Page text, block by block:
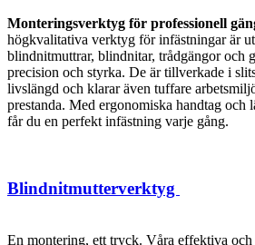
Monteringsverktyg för professionell
högkvalitativa verktyg för infästningar är
blindnitmuttrar, blindnitar, trådgängor och
precision och styrka. De är tillverkade i
livslängd och klarar även tuffare
prestanda. Med ergonomiska handtag och
får du en perfekt infästning varje gång.
Blindnitmutterverktyg
En montering, ett tryck. Våra effektiva